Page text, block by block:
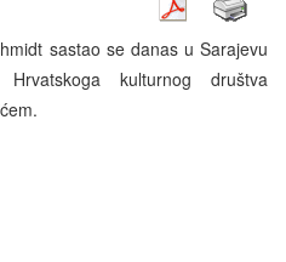
sastao se danas u Sarajevu
kulturnog društva